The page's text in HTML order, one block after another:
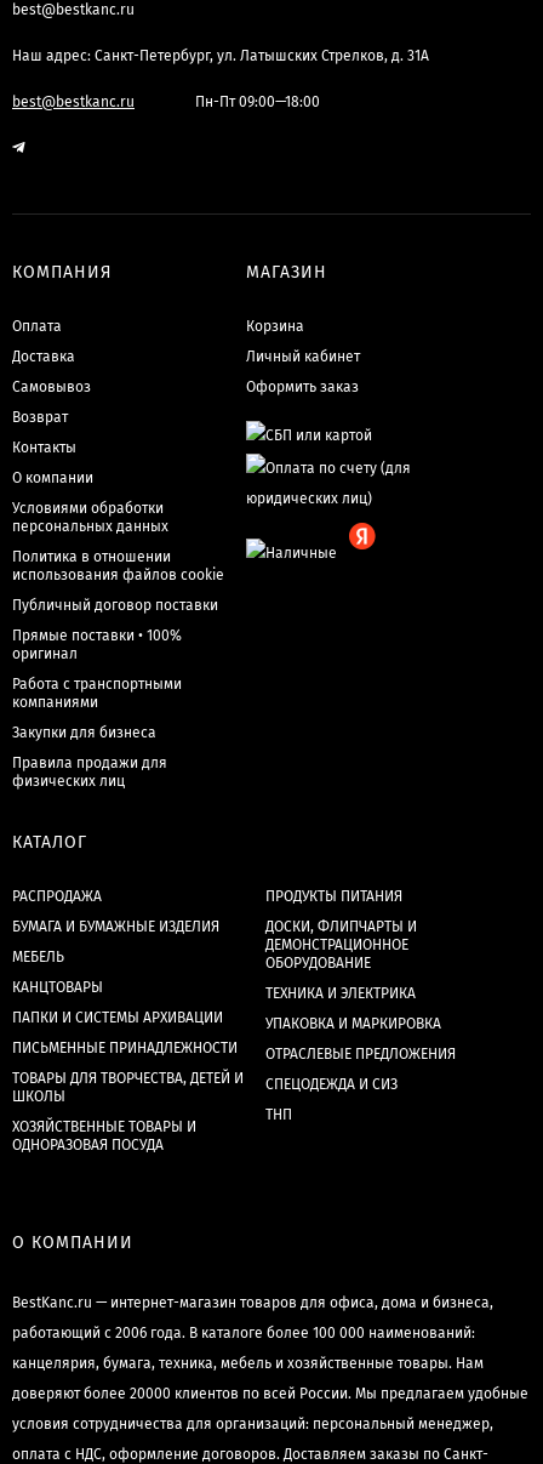
best@bestkanc.ru
Наш адрес: Санкт-Петербург, ул. Латышских Стрелков, д. 31А
best@bestkanc.ru Пн-Пт 09:00—18:00
КОМПАНИЯ
Оплата
Доставка
Самовывоз
Возврат
Контакты
О компании
Условиями обработки
персональных данных
Политика в отношении
использования файлов cookie
Публичный договор поставки
Прямые поставки • 100%
оригинал
Работа с транспортными
компаниями
Закупки для бизнеса
Правила продажи для
физических лиц
МАГАЗИН
Корзина
Личный кабинет
Оформить заказ
КАТАЛОГ
РАСПРОДАЖА
БУМАГА И БУМАЖНЫЕ ИЗДЕЛИЯ
МЕБЕЛЬ
КАНЦТОВАРЫ
ПАПКИ И СИСТЕМЫ АРХИВАЦИИ
ПИСЬМЕННЫЕ ПРИНАДЛЕЖНОСТИ
ТОВАРЫ ДЛЯ ТВОРЧЕСТВА, ДЕТЕЙ И
ШКОЛЫ
ХОЗЯЙСТВЕННЫЕ ТОВАРЫ И
ОДНОРАЗОВАЯ ПОСУДА
ПРОДУКТЫ ПИТАНИЯ
ДОСКИ, ФЛИПЧАРТЫ И
ДЕМОНСТРАЦИОННОЕ
ОБОРУДОВАНИЕ
ТЕХНИКА И ЭЛЕКТРИКА
УПАКОВКА И МАРКИРОВКА
ОТРАСЛЕВЫЕ ПРЕДЛОЖЕНИЯ
СПЕЦОДЕЖДА И СИЗ
ТНП
О КОМПАНИИ
BestKanc.ru — интернет-магазин товаров для офиса, дома и бизнеса,
работающий с 2006 года. В каталоге более 100 000 наименований:
канцелярия, бумага, техника, мебель и хозяйственные товары. Нам
доверяют более 20000 клиентов по всей России. Мы предлагаем удобные
условия сотрудничества для организаций: персональный менеджер,
оплата с НДС, оформление договоров. Доставляем заказы по Санкт-